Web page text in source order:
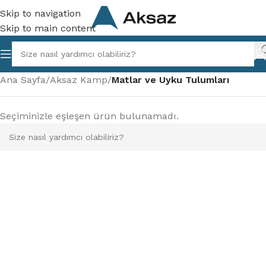
Skip to navigation
Skip to main content
Ana Sayfa/Aksaz Kamp/Matlar ve Uyku Tulumları
Seçiminizle eşleşen ürün bulunamadı.